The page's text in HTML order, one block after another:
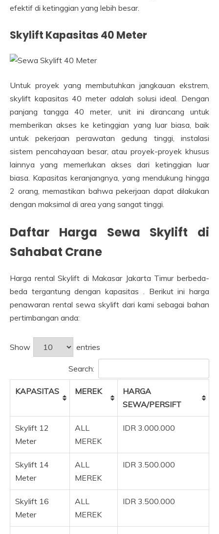
efektif di ketinggian yang lebih besar.
Skylift Kapasitas 40 Meter
Untuk proyek yang membutuhkan jangkauan ekstrem,
skylift kapasitas 40 meter adalah solusi ideal. Dengan
panjang tangga 40 meter, unit ini dirancang untuk
memberikan akses ke ketinggian yang luar biasa, baik
untuk pekerjaan perawatan gedung tinggi, instalasi
sistem pencahayaan besar, atau proyek-proyek khusus
lainnya yang memerlukan akses dari ketinggian luar
biasa. Kapasitas keranjangnya, yang mendukung hingga
2 orang, memastikan bahwa pekerjaan dapat dilakukan
dengan maksimal di area yang sangat tinggi.
Daftar Harga Sewa Skylift di
Sahabat Crane
Harga rental Skylift di Makasar Jakarta Timur berbeda-
beda tergantung dengan kapasitas . Berikut ini harga
penawaran rental sewa skylift dari kami sebagai bahan
pertimbangan anda:
Show entries
Search:
KAPASITAS MEREK
HARGA
SEWA/PERSIFT
Skylift 12
Meter
ALL
MEREK
IDR 3.000.000
Skylift 14
Meter
ALL
MEREK
IDR 3.500.000
Skylift 16
Meter
ALL
MEREK
IDR 3.500.000